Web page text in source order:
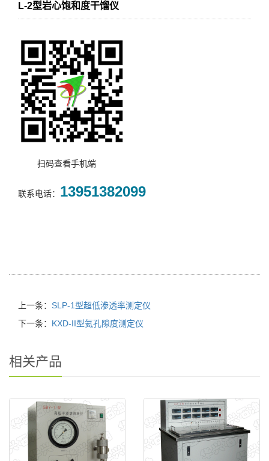
L-2型岩心饱和度干馏仪
扫码查看手机端
联系电话： 13951382099
上一条： SLP-1型超低渗透率测定仪
下一条： KXD-II型氦孔隙度测定仪
相关产品